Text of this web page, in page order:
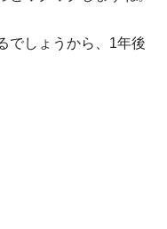
でしょうから、1年後